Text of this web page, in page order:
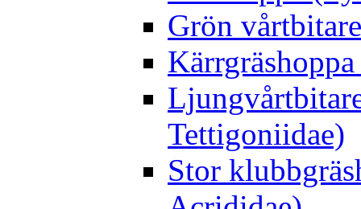
Grön
Tettigoniidae)
Stor